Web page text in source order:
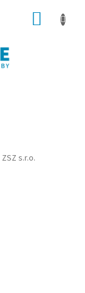
ZSZ s.r.o.